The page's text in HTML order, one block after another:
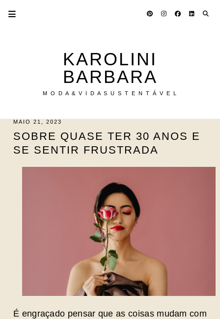
KAROLINI
BARBARA
M O D A & V I D A S U S T E N T Á V E L
MAIO 21, 2023
SOBRE QUASE TER 30 ANOS E
SE SENTIR FRUSTRADA
É engraçado pensar que as coisas mudam com